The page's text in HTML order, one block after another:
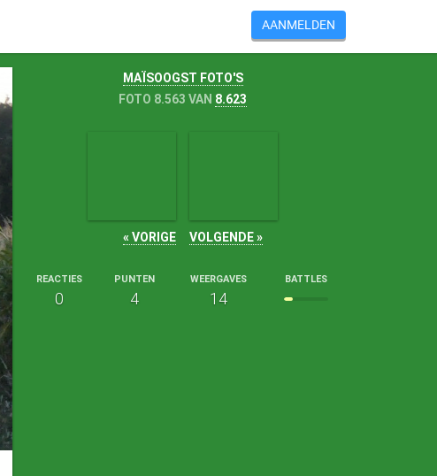
AANMELDEN
MAÏSOOGST FOTO'S
FOTO 8.563 VAN 8.623
« VORIGE VOLGENDE »
REACTIES
0
PUNTEN
4
WEERGAVES
14
BATTLES